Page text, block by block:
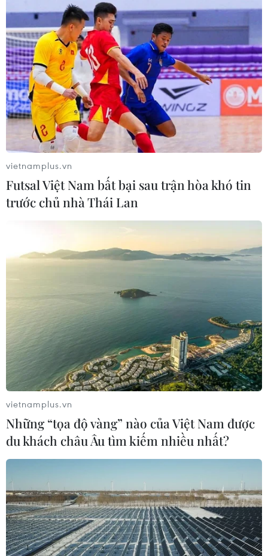
vietnamplus.vn
Futsal Việt Nam bất bại sau trận hòa khó tin
trước chủ nhà Thái Lan
vietnamplus.vn
Những “tọa độ vàng” nào của Việt Nam được
du khách châu Âu tìm kiếm nhiều nhất?